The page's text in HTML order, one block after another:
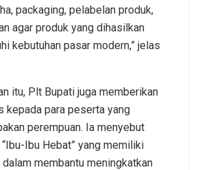
packaging, pelabelan produk,
agar produk yang dihasilkan
kebutuhan pasar modern,” jelas
itu, Plt Bupati juga memberikan
kepada para peserta yang
perempuan. Ia menyebut
Ibu Hebat” yang memiliki
membantu meningkatkan